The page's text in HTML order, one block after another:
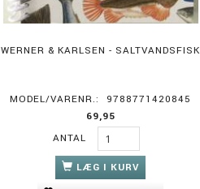
WERNER & KARLSEN - SALTVANDSFISK
MODEL/VARENR.:
9788771420845
69,95
ANTAL
LÆG I KURV